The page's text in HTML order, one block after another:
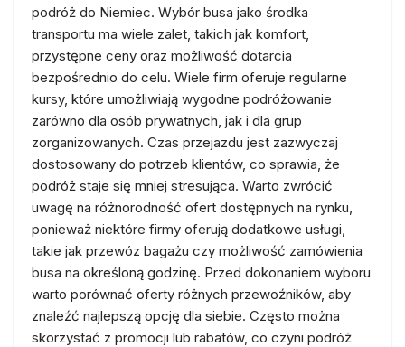
podróż do Niemiec. Wybór busa jako środka
transportu ma wiele zalet, takich jak komfort,
przystępne ceny oraz możliwość dotarcia
bezpośrednio do celu. Wiele firm oferuje regularne
kursy, które umożliwiają wygodne podróżowanie
zarówno dla osób prywatnych, jak i dla grup
zorganizowanych. Czas przejazdu jest zazwyczaj
dostosowany do potrzeb klientów, co sprawia, że
podróż staje się mniej stresująca. Warto zwrócić
uwagę na różnorodność ofert dostępnych na rynku,
ponieważ niektóre firmy oferują dodatkowe usługi,
takie jak przewóz bagażu czy możliwość zamówienia
busa na określoną godzinę. Przed dokonaniem wyboru
warto porównać oferty różnych przewoźników, aby
znaleźć najlepszą opcję dla siebie. Często można
skorzystać z promocji lub rabatów, co czyni podróż